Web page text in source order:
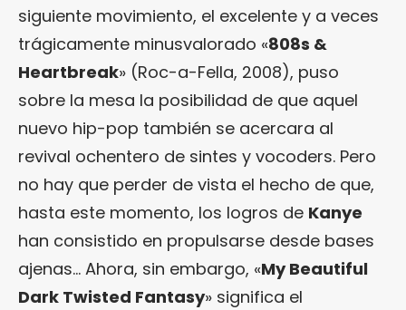
siguiente movimiento, el excelente y a veces
trágicamente minusvalorado «808s &
Heartbreak» (Roc-a-Fella, 2008), puso
sobre la mesa la posibilidad de que aquel
nuevo hip-pop también se acercara al
revival ochentero de sintes y vocoders. Pero
no hay que perder de vista el hecho de que,
hasta este momento, los logros de Kanye
han consistido en propulsarse desde bases
ajenas… Ahora, sin embargo, «My Beautiful
Dark Twisted Fantasy» significa el